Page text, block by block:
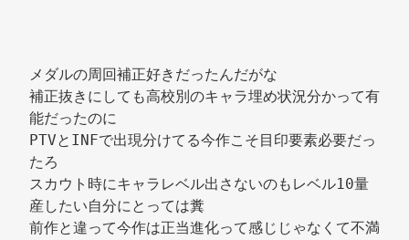
メダルの周回補正好きだったんだがな
補正抜きにしても高校別のキャラ埋め状況分かって有
能だったのに
PTVとINFで出現分けてる今作こそ目印要素必要だっ
たろ
スカウト時にキャラレベル出さないのもレベル10量
産したい自分にとっては糞
前作と違って今作は正当進化って感じじゃなくて不満